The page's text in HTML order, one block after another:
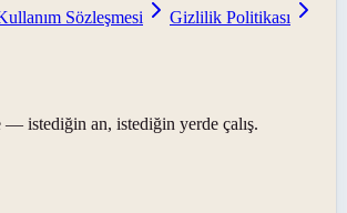
Sözleşmesi
Gizlilik Politikası
— istediğin an, istediğin yerde çalış.